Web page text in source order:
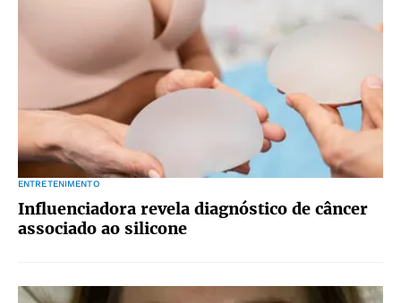
ENTRETENIMENTO
Influenciadora revela diagnóstico de câncer
associado ao silicone